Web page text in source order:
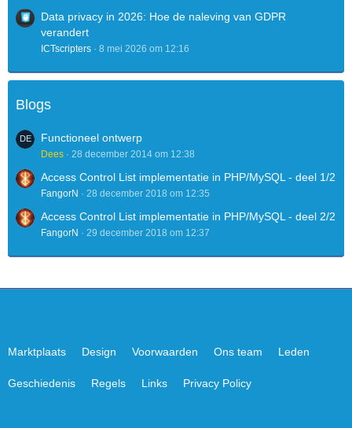
Data privacy in 2026: Hoe de naleving van GDPR
verandert
ICTscripters 8 mei 2026 om 12:16
Blogs
Functioneel ontwerp
Dees 28 december 2014 om 12:38
Access Control List implementatie in PHP/MySQL - deel 1/2
FangorN 28 december 2018 om 12:35
Access Control List implementatie in PHP/MySQL - deel 2/2
FangorN 29 december 2018 om 12:37
Marktplaats Design Voorwaarden Ons team Leden
Geschiedenis Regels Links Privacy Policy